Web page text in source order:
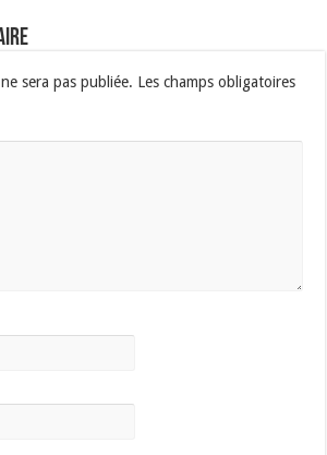
sera pas publiée. Les champs obligatoires